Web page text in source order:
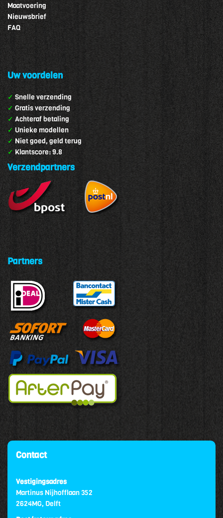
Maatvoering
Nieuwsbrief
FAQ
Uw voordelen
✓ Snelle verzending
✓ Gratis verzending
✓ Achteraf betaling
✓ Unieke modellen
✓ Niet goed, geld terug
✓ Klantscore: 9.8
Verzendpartners
Partners
Contact
Vestigingsadres
Martinus Nijhofflaan 352
2624MG, Delft